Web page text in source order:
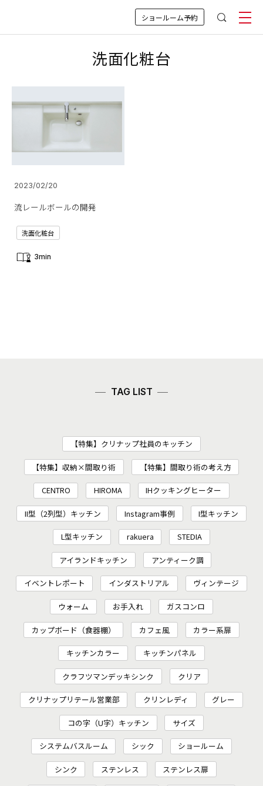
ショールーム予約
洗面化粧台
2023/02/20
流レールボールの開発
洗面化粧台
3min
TAG LIST
【特集】クリナップ社員のキッチン
【特集】収納×間取り術 【特集】間取り術の考え方
CENTRO HIROMA IHクッキングヒーター
II型（2列型）キッチン Instagram事例 I型キッチン
L型キッチン rakuera STEDIA
アイランドキッチン アンティーク調
イベントレポート インダストリアル ヴィンテージ
ウォーム お手入れ ガスコンロ
カップボード（食器棚） カフェ風 カラー系扉
キッチンカラー キッチンパネル
クラフツマンデッキシンク クリア
クリナップリテール営業部 クリンレディ グレー
コの字（U字）キッチン サイズ
システムバスルーム シック ショールーム
シンク ステンレス ステンレス扉